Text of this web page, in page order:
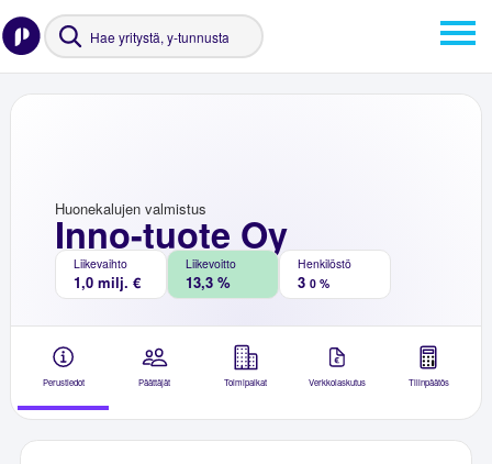
Inno-tuote Oy
Huonekalujen valmistus
Liikevaihto
1,0 milj. €
Liikevoitto
13,3 %
Henkilöstö
3 0 %
Perustiedot Päättäjät Toimipaikat Verkkolaskutus Tilinpäätös